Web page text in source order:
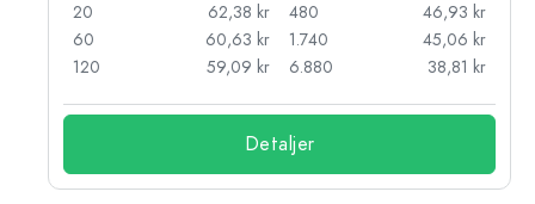
20
62,38 kr
60
60,63 kr
120
59,09 kr
480
46,93 kr
1.740
45,06 kr
6.880
38,81 kr
Detaljer